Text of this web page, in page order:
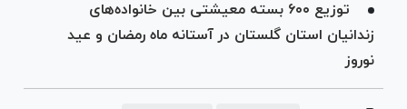
توزیع ۶۰۰ بسته معیشتی بین خانواده‌های
زندانیان استان گلستان در آستانه ماه رمضان و عید
نوروز